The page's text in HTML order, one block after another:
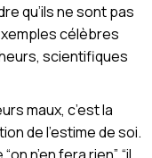
qu’ils ne sont pas
célèbres
scientifiques
maux, c’est la
de l’estime de soi.